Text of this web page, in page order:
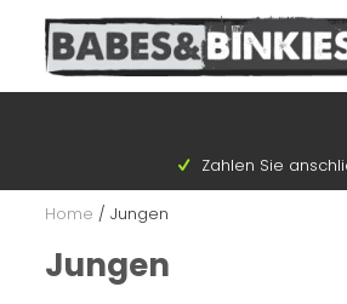
Zahlen Sie
Home / Jungen
Jungen